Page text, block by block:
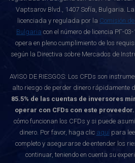
Vaptsarov Blvd., 1407 Sofía, Bulgaria.
licenciada y regulada por la Comisión
Bulgaria con el número de licencia РГ-
opera en pleno cumplimiento de los
según la Directiva sobre Mercados de
AVISO DE RIESGOS: Los CFDs son
alto riesgo de perder dinero rápidamente
85.5% de las cuentas de inversores
operar con CFDs con este proveedor.
cómo funcionan los CFDs y si puede
dinero. Por favor, haga clic aquípara
completo y asegurarse de entender los
continuar, teniendo en cuenta su